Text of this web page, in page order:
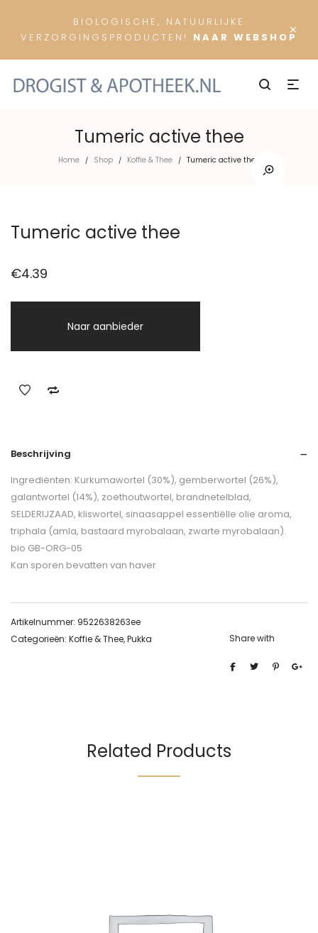
×
BIOLOGISCHE, NATUURLIJKE
VERZORGINGSPRODUCTEN! NAAR WEBSHOP
Tumeric active thee
Home / Shop / Koffie & Thee / Tumeric active thee
Tumeric active thee
€4.39
Naar aanbieder
Beschrijving
Ingrediënten: Kurkumawortel (30%), gemberwortel (26%),
galantwortel (14%), zoethoutwortel, brandnetelblad,
SELDERIJZAAD, kliswortel, sinaasappel essentiëlle olie aroma,
triphala (amla, bastaard myrobalaan, zwarte myrobalaan).
bio GB-ORG-05
Kan sporen bevatten van haver
Artikelnummer: 9522638263ee
Categorieën: Koffie & Thee,Pukka Share with
Related Products